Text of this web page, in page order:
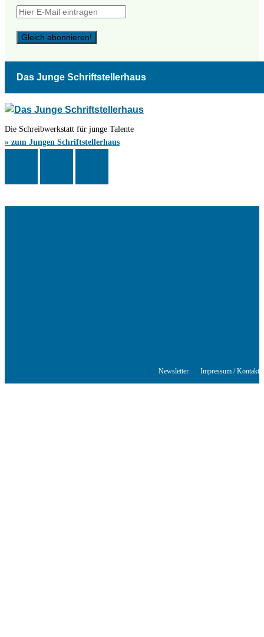
Das Junge Schriftstellerhaus
Die Schreibwerkstatt für junge Talente
» zum Jungen Schriftstellerhaus
Newsletter
Impressum / Kontakt